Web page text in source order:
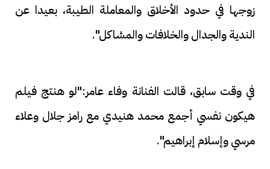
زوجها في حدود الأخلاق والمعاملة الطيبة، بعيدا عن
الندية والجدال والخلافات والمشاكل".
في وقت سابق، قالت الفنانة وفاء عامر:"لو هنتج فيلم
هيكون نفسي أجمع محمد هنيدي مع رامز جلال وعلاء
مرسي وإسلام إبراهيم".